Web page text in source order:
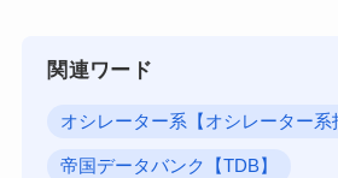
関連ワード
オシレーター系【オシレーター系
帝国データバンク【TDB】